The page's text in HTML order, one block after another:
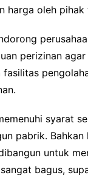
harga oleh pihak
perizinan
fasilitas
syarat
pabrik.
untuk
bagus,